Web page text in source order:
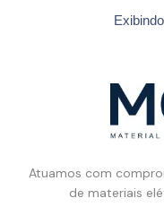
Atuamos com
de materiais